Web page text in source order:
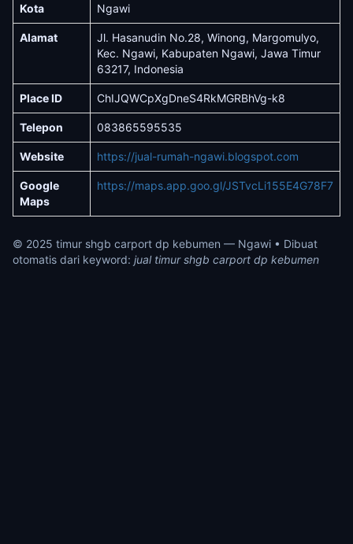
Kota Ngawi
Alamat
Jl. Hasanudin No.28, Winong, Margomulyo,
Kec. Ngawi, Kabupaten Ngawi, Jawa Timur
63217, Indonesia
Place ID ChIJQWCpXgDneS4RkMGRBhVg-k8
Telepon 083865595535
Website https://jual-rumah-ngawi.blogspot.com
Google
Maps
https://maps.app.goo.gl/JSTvcLi155E4G78F7
© 2025 timur shgb carport dp kebumen — Ngawi • Dibuat
otomatis dari keyword: jual timur shgb carport dp kebumen